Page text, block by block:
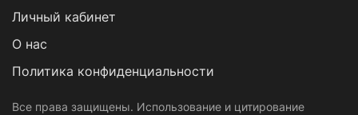
Личный кабинет
О нас
Политика конфиденциальности
Все права защищены. Использование и цитирование